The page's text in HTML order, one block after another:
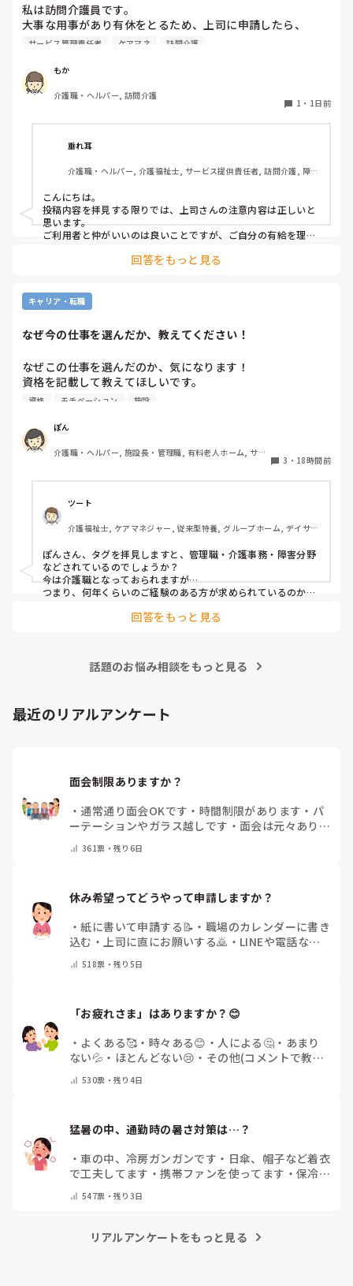
私は訪問介護員です。
大事な用事があり有休をとるため、上司に申請したら、
代わりに訪問する職員を考えるとのこと。
話などもしたりと仲が良いため（←表現の仕方良くないかも
です、すみません）こういう理由で休みをとるから、代わり
の人になるけどいいかという相談をしていました。利用者か
わりはいらないから中止でいいよとのこと。このことを上司
に伝えたら、注意されました。
上司の注意内容
けない。
→ケアマネに中止になることを伝える時は、有休をとるから
中止になったとは言わないこと。「中止にさせてもらうこと
か？」と聞くようにして。
と言われました。
私の考え対応が間違えていますか？
サービス管理責任者 ケアマネ 訪問介護
もか
介護職・ヘルパー, 訪問介護
1 ・ 1日前
垂れ耳
介護職・ヘルパー, 介護福祉士, サービス提供責任者, 訪問介護, 障害
こんにちは。
投稿内容を拝見する限りでは、上司さんの注意内容は正しいと
思います。
ご利用者と仲がいいのは良いことですが、ご自分の有給を理由
それだけ、そのご利用者がもかさんのことを信頼されてるんで
ョン組めますよね。
回答をもっと見る
キャリア・転職
なぜ今の仕事を選んだか、教えてください！
なぜこの仕事を選んだのか、気になります！
資格を記載して教えてほしいです。
帰省して中学の同級生と地元でご飯した時に、その人が介護
の仕事をしていると聞いて、その時はあまり興味もてず、聞
しかしUターン転職活動中にたまたま街でその人と会って、
流れでカフェで話して、
施設見学だけでも行ってみたら、実際に現場を見て素敵だと
思って決めました。
資格 モチベーション 施設
ぽん
介護職・ヘルパー, 施設長・管理職, 有料老人ホーム, サー
3 ・ 18時間前
ツート
介護福祉士, ケアマネジャー, 従来型特養, グループホーム, デイサー
ぽんさん、タグを拝見しますと、管理職・介護事務・障害分野
などされているのでしょうか？
今は介護職となっておられますが…
つまり、何年くらいのご経験のある方が求められているのか、
でも、せっかくのご質問、汎用的に普通に私の実際をお応えさ
事をしたい」と思ったから、ですね。本当は、なぜだからと言
て頂きました。
同じ仲間として、その疑問もよーく分かるところでしたの
回答をもっと見る
話題のお悩み相談をもっと見る
最近のリアルアンケート
面会制限ありますか？
・ 通常通り面会OKです ・ 時間制限があります ・ パ
ーテーションやガラス越しです ・ 面会は元々ありま
361票・残り6日
休み希望ってどうやって申請しますか？
・紙に書いて申請する📝 ・ 職場のカレンダーに書き
込む ・ 上司に直にお願いする🙇 ・ LINEや電話など
518票・残り5日
「お疲れさま」はありますか？😊
・ よくある🥰 ・ 時々ある😊 ・ 人による🤔 ・ あまり
ない💦 ・ ほとんどない😢 ・ その他(コメントで教え
530票・残り4日
猛暑の中、通勤時の暑さ対策は…？
・車の中、冷房ガンガンです ・ 日傘、帽子など着衣
で工夫してます ・携帯ファンを使ってます ・ 保冷剤
ん ・その他（コメントで教えて下さい）
547票・残り3日
リアルアンケートをもっと見る